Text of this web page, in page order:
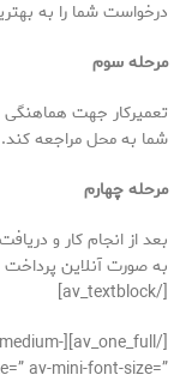
درخواست شما را به
مرحله سوم
تعمیرکار جهت هماهنگی
شما به محل مراجعه کند.
مرحله چهارم
بعد از انجام کار و
به صورت آنلاین پرداخت
[/av_textblock]
medium-
av-mini-font-size=”